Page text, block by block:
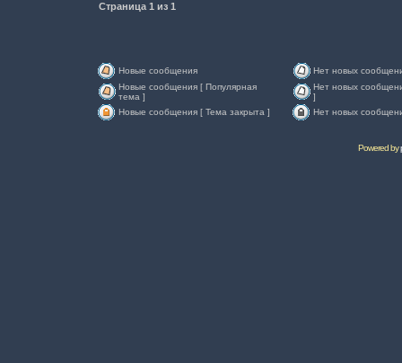
Страница 1 из 1
Новые сообщения
Нет новых
Новые сообщения [ Популярная
тема ]
Нет новых
]
Новые сообщения [ Тема закрыта ]
Нет новых
Powered by